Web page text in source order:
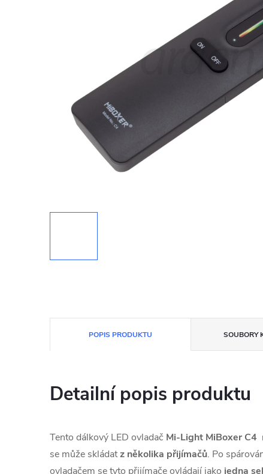
POPIS PRODUKTU SOUBORY
Detailní popis produktu
Tento dálkový LED ovladač Mi-Light MiBoxer C4
se může skládatz několika přijímačů. Po
ovladačem se tyto přijímače ovládají jako jedna